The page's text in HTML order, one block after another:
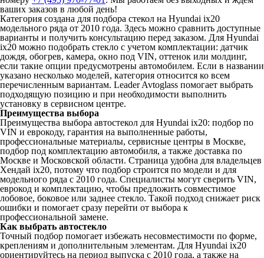
ваших заказов в любой день!
Категория создана для подбора стекол на Hyundai ix20
модельного ряда от 2010 года. Здесь можно сравнить доступные
варианты и получить консультацию перед заказом. Для Hyundai
ix20 можно подобрать стекло с учетом комплектации: датчик
дождя, обогрев, камера, окно под VIN, оттенок или молдинг,
если такие опции предусмотрены автомобилем. Если в названии
указано несколько моделей, категория относится ко всем
перечисленным вариантам. Leader Avtoglass помогает выбрать
подходящую позицию и при необходимости выполнить
установку в сервисном центре.
Преимущества выбора
Преимущества выбора автостекол для Hyundai ix20: подбор по
VIN и еврокоду, гарантия на выполненные работы,
профессиональные материалы, сервисные центры в Москве,
подбор под комплектацию автомобиля, а также доставка по
Москве и Московской области. Страница удобна для владельцев
Хендай ix20, потому что подбор строится по модели и для
модельного ряда с 2010 года. Специалисты могут сверить VIN,
еврокод и комплектацию, чтобы предложить совместимое
лобовое, боковое или заднее стекло. Такой подход снижает риск
ошибки и помогает сразу перейти от выбора к
профессиональной замене.
Как выбрать автостекло
Точный подбор помогает избежать несовместимости по форме,
креплениям и дополнительным элементам. Для Hyundai ix20
ориентируйтесь на период выпуска с 2010 года, а также на